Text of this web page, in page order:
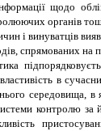
щодо
органів
і винуватців
спрямованих на
в
середовища, в
контролю за